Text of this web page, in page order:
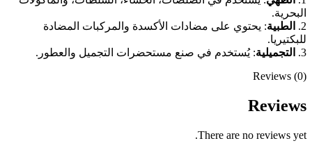
البحرية.
2.
الطبية: يحتوي على مضادات الأكسدة والمركبات المضادة
للبكتيريا.
3.
التجميلية: يُستخدم في صنع مستحضرات التجميل والعطور.
Reviews (0)
Reviews
There are no reviews yet.